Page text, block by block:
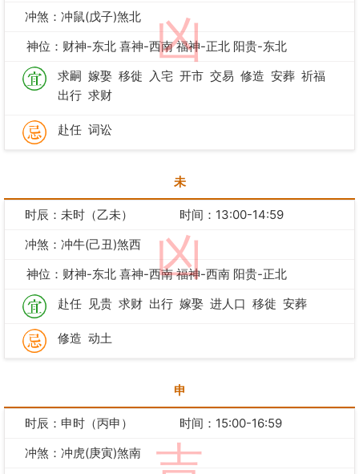
凶
冲煞：冲鼠(戊子)煞北
神位：财神-东北 喜神-西南 福神-正北 阳贵-东北
求嗣 嫁娶 移徙 入宅 开市 交易 修造 安葬 祈福
出行 求财
赴任 词讼
未
凶
时辰：未时（乙未）
时间：13:00-14:59
冲煞：冲牛(己丑)煞西
神位：财神-东北 喜神-西南 福神-西南 阳贵-正北
赴任 见贵 求财 出行 嫁娶 进人口 移徙 安葬
修造 动土
申
时辰：申时（丙申）
时间：15:00-16:59
冲煞：冲虎(庚寅)煞南